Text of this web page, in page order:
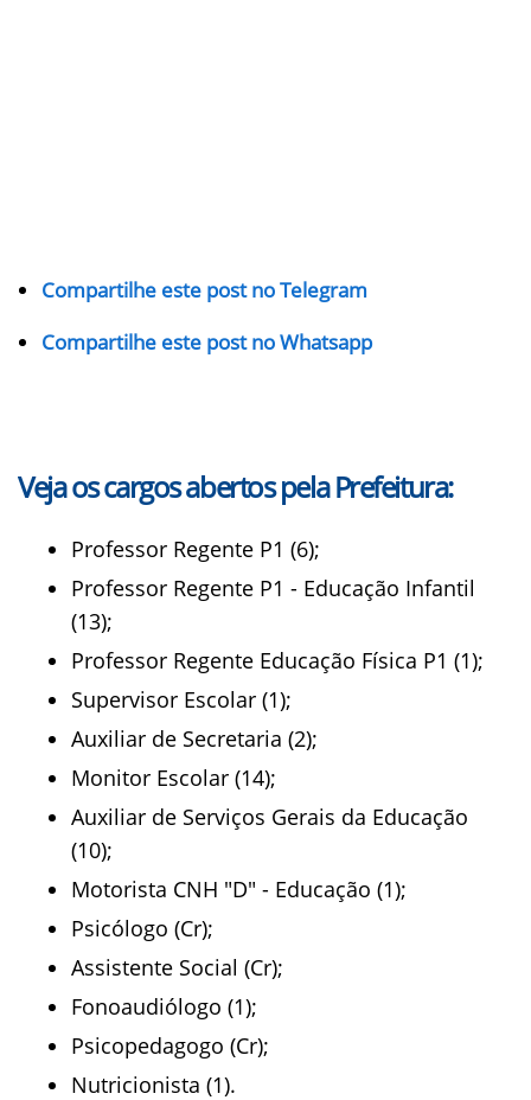
Compartilhe este post no Telegram
Compartilhe este post no Whatsapp
Veja os cargos abertos pela Prefeitura:
Professor Regente P1 (6);
Professor Regente P1 - Educação Infantil
(13);
Professor Regente Educação Física P1 (1);
Supervisor Escolar (1);
Auxiliar de Secretaria (2);
Monitor Escolar (14);
Auxiliar de Serviços Gerais da Educação
(10);
Motorista CNH "D" - Educação (1);
Psicólogo (Cr);
Assistente Social (Cr);
Fonoaudiólogo (1);
Psicopedagogo (Cr);
Nutricionista (1).